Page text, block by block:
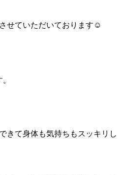
せていただいております☺︎
きて身体も気持ちもスッキリし